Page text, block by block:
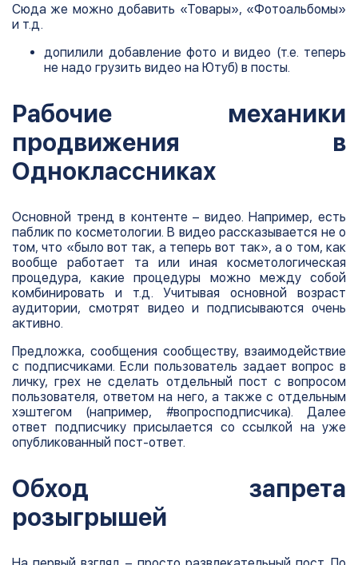
Сюда же можно добавить «Товары», «Фотоальбомы»
и т.д.
допилили добавление фото и видео (т.е. теперь
не надо грузить видео на Ютуб) в посты.
Рабочие механики
продвижения в
Одноклассниках
Основной тренд в контенте – видео. Например, есть
паблик по косметологии. В видео рассказывается не о
том, что «было вот так, а теперь вот так», а о том, как
вообще работает та или иная косметологическая
процедура, какие процедуры можно между собой
комбинировать и т.д. Учитывая основной возраст
аудитории, смотрят видео и подписываются очень
активно.
Предложка, сообщения сообществу, взаимодействие
с подписчиками. Если пользователь задает вопрос в
личку, грех не сделать отдельный пост с вопросом
пользователя, ответом на него, а также с отдельным
хэштегом (например, #вопросподписчика). Далее
ответ подписчику присылается со ссылкой на уже
опубликованный пост-ответ.
Обход запрета
розыгрышей